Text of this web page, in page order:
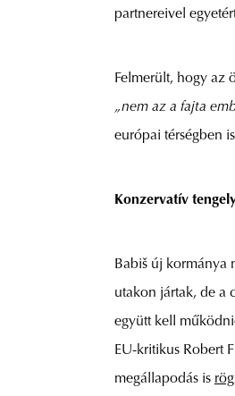
partnereivel
Felmerült, hogy az
„nem az a fajta
európai térségben
Konzervatív
Babiš új kormánya
utakon jártak, de a
együtt kell
EU-kritikus Robert
megállapodás is